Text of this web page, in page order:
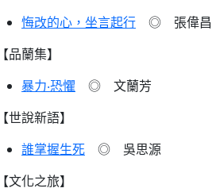
悔改的心，坐言起行 ◎ 張偉昌
【品蘭集】
暴力‧恐懼 ◎ 文蘭芳
【世說新語】
誰掌握生死 ◎ 吳思源
【文化之旅】